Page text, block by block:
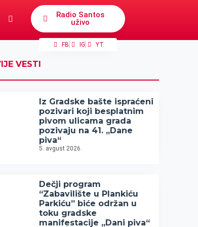
Radio Santos
uživo
FB IG YT
VESTI
Iz Gradske bašte ispraćeni
pozivari koji besplatnim
pivom ulicama grada
pozivaju na 41. „Dane
piva“
5. avgust 2026.
Dečji program
“Zabavilište u Plankiću
Parkiću” biće održan u
toku gradske
manifestacije „Dani piva“